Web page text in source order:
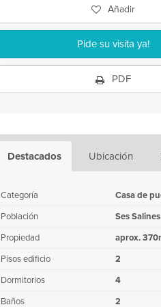
Añadir
Pide su visita ya!
PDF
Destacados Ubicación
Categoría
Casa de
Población
Ses Salines
Propiedad
aprox.
Pisos edificio
2
Dormitorios
4
Baños
2